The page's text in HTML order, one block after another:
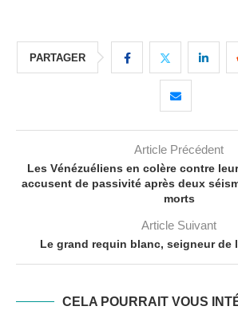
PARTAGER
Article Précédent
Les Vénézuéliens en colère contre
accusent de passivité après deux
morts
Article Suivant
Le grand requin blanc, seigneur de
CELA POURRAIT VOUS